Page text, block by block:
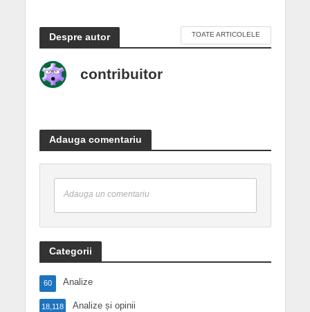
Despre autor TOATE ARTICOLELE
contribuitor
Adauga comentariu
Adauga un comentariu
Categorii
Analize
60
Analize și opinii
18,118